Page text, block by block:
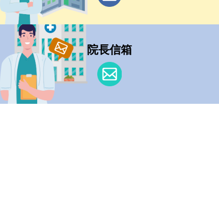
院長信箱